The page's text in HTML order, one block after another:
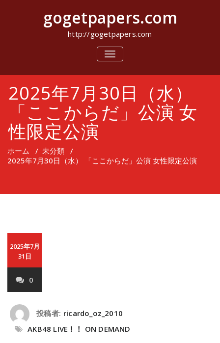
キ
gogetpapers.com
http://gogetpapers.com
ナ
ビ
シ
ョ
を
切
2025年7月30日（水）
「ここからだ」公演 女
性限定公演
ホーム / 未分類 /
2025年7月30日（水） 「ここからだ」公演 女性限定公演
2025年7月
31日
0
投稿者: ricardo_oz_2010
AKB48 LIVE！！ ON DEMAND